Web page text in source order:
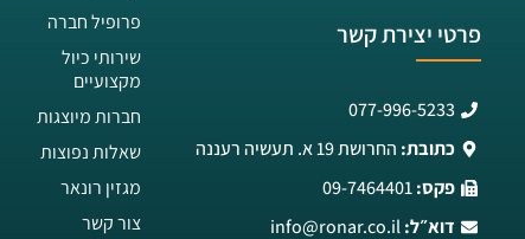
פרטי יצירת קשר
077-996-5233
כתובת: החרושת 19 א. תעשיה רעננה
פקס:09-7464401
דוא״ל: info@ronar.co.il
פרופיל חברה
שירותי כיול
מקצועיים
חברות מיוצגות
שאלות נפוצות
מגזין רונאר
צור קשר